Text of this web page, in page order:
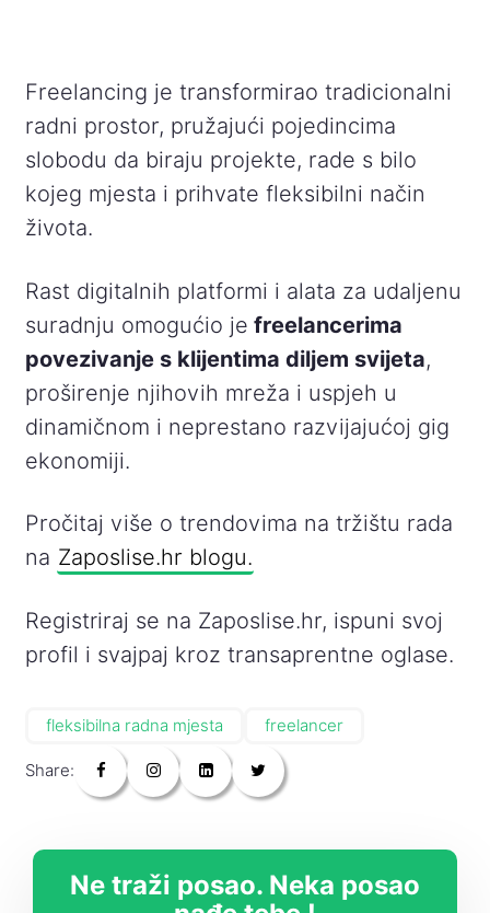
Freelancing je transformirao tradicionalni
radni prostor, pružajući pojedincima
slobodu da biraju projekte, rade s bilo
kojeg mjesta i prihvate fleksibilni način
života.
Rast digitalnih platformi i alata za udaljenu
suradnju omogućio je freelancerima
povezivanje s klijentima diljem svijeta,
proširenje njihovih mreža i uspjeh u
dinamičnom i neprestano razvijajućoj gig
ekonomiji.
Pročitaj više o trendovima na tržištu rada
na Zaposlise.hr blogu.
Registriraj se na Zaposlise.hr, ispuni svoj
profil i svajpaj kroz transaprentne oglase.
fleksibilna radna mjesta freelancer
Share:
Ne traži posao. Neka posao